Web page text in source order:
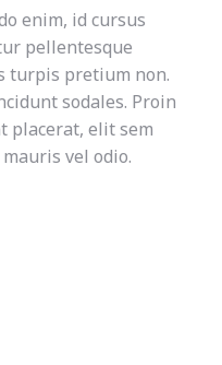
enim, id cursus
pellentesque
turpis pretium non.
sodales. Proin
placerat, elit sem
vel odio.